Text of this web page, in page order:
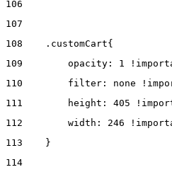
106
107
108
    .customCart{
109
opacity: 1
110
filter: none
111
height: 405
112
width: 246
113
    }
114